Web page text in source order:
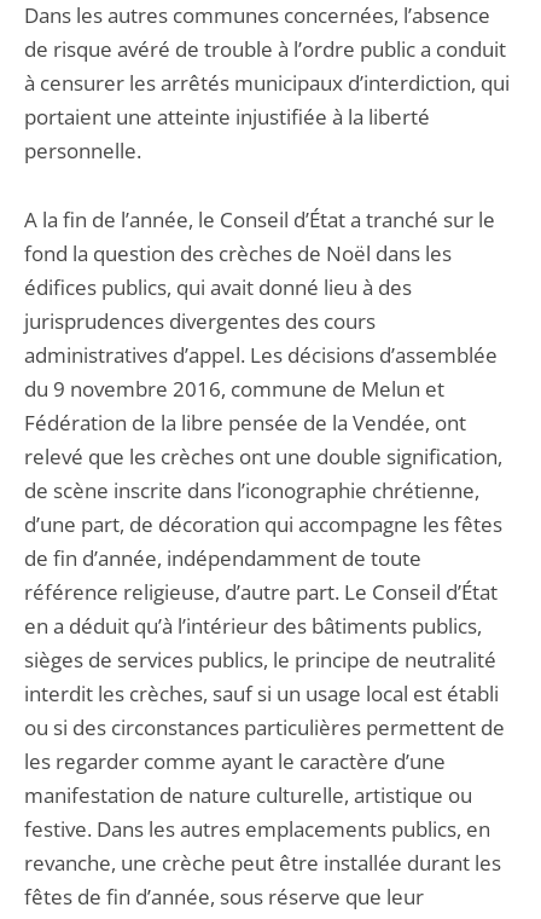
Dans les autres communes concernées, l’absence
de risque avéré de trouble à l’ordre public a conduit
à censurer les arrêtés municipaux d’interdiction, qui
portaient une atteinte injustifiée à la liberté
personnelle.
A la fin de l’année, le Conseil d’État a tranché sur le
fond la question des crèches de Noël dans les
édifices publics, qui avait donné lieu à des
jurisprudences divergentes des cours
administratives d’appel. Les décisions d’assemblée
du 9 novembre 2016, commune de Melun et
Fédération de la libre pensée de la Vendée, ont
relevé que les crèches ont une double signification,
de scène inscrite dans l’iconographie chrétienne,
d’une part, de décoration qui accompagne les fêtes
de fin d’année, indépendamment de toute
référence religieuse, d’autre part. Le Conseil d’État
en a déduit qu’à l’intérieur des bâtiments publics,
sièges de services publics, le principe de neutralité
interdit les crèches, sauf si un usage local est établi
ou si des circonstances particulières permettent de
les regarder comme ayant le caractère d’une
manifestation de nature culturelle, artistique ou
festive. Dans les autres emplacements publics, en
revanche, une crèche peut être installée durant les
fêtes de fin d’année, sous réserve que leur